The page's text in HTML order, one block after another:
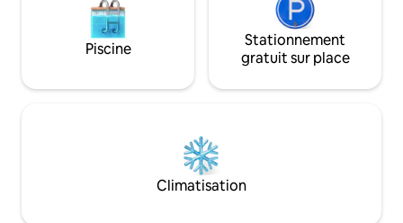
Piscine
Stationnement
gratuit sur place
Climatisation